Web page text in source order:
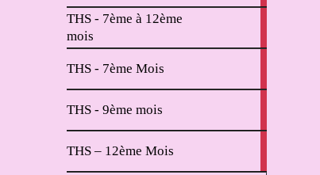
THS - 7ème à 12ème
mois
THS - 7ème Mois
THS - 9ème mois
THS – 12ème Mois